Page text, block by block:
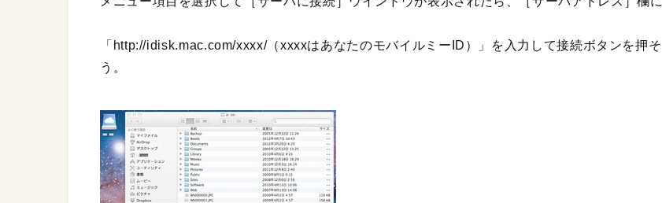
「http://idisk.mac.com/xxxx/（xxxxはあなたのモバイルミーID）」を入力して接続ボタンを押そ
う。